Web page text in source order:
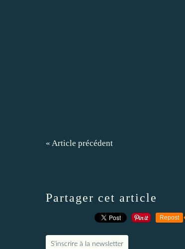
« Article précédent
Partager cet article
Repost
S'inscrire à la newsletter